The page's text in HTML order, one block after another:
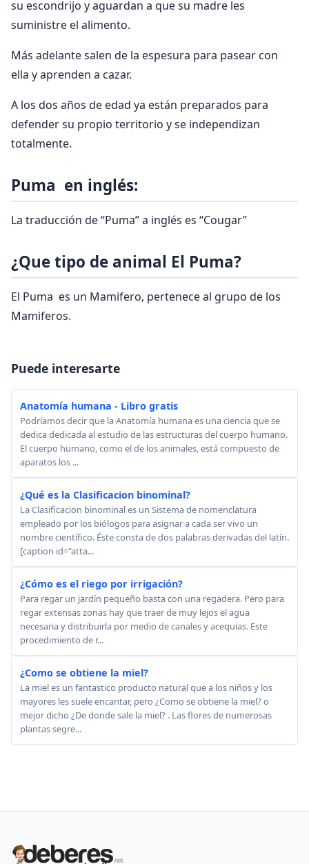
su escondrijo y aguardan a que su madre les
suministre el alimento.
Más adelante salen de la espesura para pasear con
ella y aprenden a cazar.
A los dos años de edad ya están preparados para
defender su propio territorio y se independizan
totalmente.
Puma en inglés:
La traducción de “Puma” a inglés es “Cougar”
¿Que tipo de animal El Puma?
El Puma es un Mamifero, pertenece al grupo de los
Mamiferos.
Puede interesarte
Anatomía humana - Libro gratis
Podríamos decir que la Anatomía humana es una ciencia que se
dedica dedicada al estudio de las estructuras del cuerpo humano.
El cuerpo humano, como el de los animales, está compuesto de
aparatos los ...
¿Qué es la Clasificacion binominal?
La Clasificacion binominal es un Sistema de nomenclatura
empleado por los biólogos para asignar a cada ser vivo un
nombre científico. Éste consta de dos palabras derivadas del latín.
[caption id="atta...
¿Cómo es el riego por irrigación?
Para regar un jardín pequeño basta con una regadera. Pero para
regar extensas zonas hay que traer de muy lejos el agua
necesaria y distribuirla por medio de canales y acequias. Este
procedimiento de r...
¿Como se obtiene la miel?
La miel es un fantastico producto natural que a los niños y los
mayores les suele encantar, pero ¿Como se obtiene la miel? o
mejor dicho ¿De donde sale la miel? . Las flores de numerosas
plantas segre...